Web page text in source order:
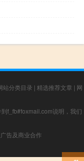
站分类目录 | 精选推荐文章 | 网
f_fb#foxmail.com说明，我们
告及商业合作